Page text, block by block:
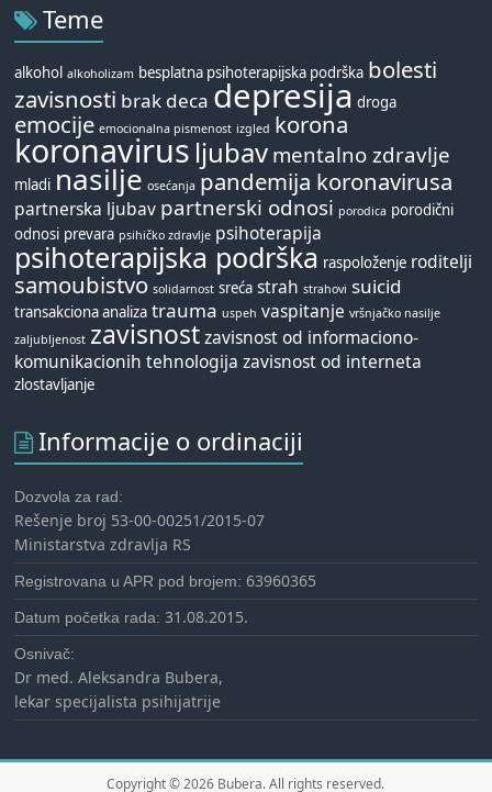
Teme
alkohol alkoholizam besplatna psihoterapijska podrška bolesti
zavisnosti brak deca depresija droga
emocije emocionalna pismenost izgled korona
koronavirus ljubav mentalno zdravlje
mladi nasilje osećanja pandemija koronavirusa
partnerska ljubav partnerski odnosi porodica porodični
odnosi prevara psihičko zdravlje psihoterapija
psihoterapijska podrška raspoloženje roditelji
samoubistvo solidarnost sreća strah strahovi suicid
transakciona analiza trauma uspeh vaspitanje vršnjačko nasilje
zaljubljenost zavisnost zavisnost od informaciono-
komunikacionih tehnologija zavisnost od interneta
zlostavljanje
Informacije o ordinaciji
Dozvola za rad:
Rešenje broj 53-00-00251/2015-07
Ministarstva zdravlja RS
Registrovana u APR pod brojem:63960365
Datum početka rada:31.08.2015.
Osnivač:
Dr med. Aleksandra Bubera,
lekar specijalista psihijatrije
Copyright © 2026 Bubera. All rights reserved.